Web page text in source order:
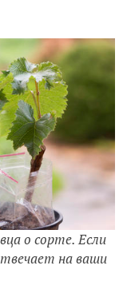
о сорте. Если
на ваши